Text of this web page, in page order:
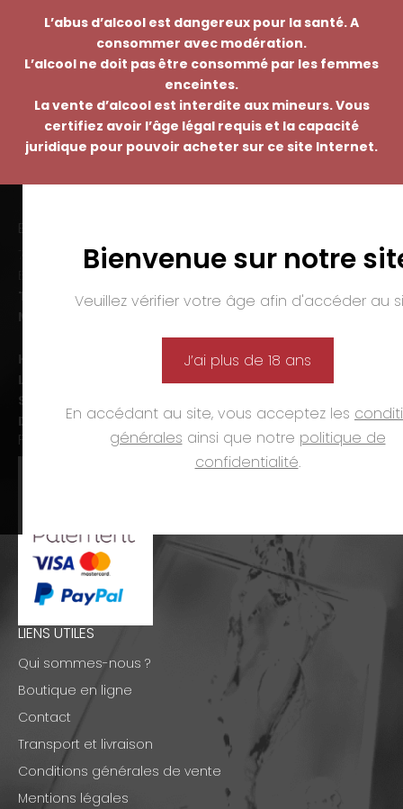
L’abus d’alcool est dangereux pour la santé. A
consommer avec modération.
L’alcool ne doit pas être consommé par les femmes
enceintes.
La vente d’alcool est interdite aux mineurs. Vous
certifiez avoir l’âge légal requis et la capacité
juridique pour pouvoir acheter sur ce site Internet.
Bienvenue sur notre
Veuillez vérifier votre âge afin d'accéder au
J’ai plus de 18 ans
En accédant au site, vous acceptez les
générales ainsi que notre politique de
confidentialité.
EMMANUEL NASTI
7 avenue Pierre Pflimlin – ZAC Espale
Tél. :
03 89 46 50 35
Mail :
Horaires d’ouverture :
Lun-ven. :
09h00-12h00 et 14h00-19h00
Sam. :
Dim. et jours fériés :fermé
PAIEMENTS
LIENS UTILES
Qui sommes-nous ?
Boutique en ligne
Contact
Transport et livraison
Conditions générales de vente
Mentions légales